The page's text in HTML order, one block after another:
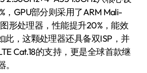
，GPU部分则采用了ARM Mali-
形处理器，性能提升20%，能效
此，这颗处理器还具备双ISP，并
Cat.18的支持，更是全球首款继